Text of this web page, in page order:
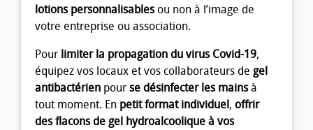
lotions personnalisablesou non à l’image de
votre entreprise ou association.
Pour limiter la propagation du virus Covid-19,
équipez vos locaux et vos collaborateurs de gel
antibactérien pour se désinfecter les mainsà
tout moment. En petit format individuel, offrir
des flacons de gel hydroalcoolique à vos